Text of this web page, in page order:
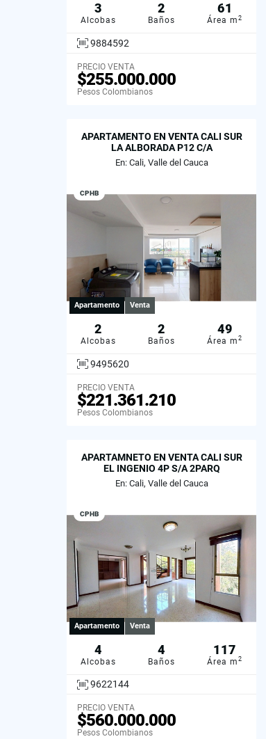
3
Alcobas
2
Baños
61
Área m 2
9884592
PRECIO VENTA
$255.000.000
Pesos Colombianos
APARTAMENTO EN VENTA CALI SUR
LA ALBORADA P12 C/A
En: Cali, Valle del Cauca
CPHB
Apartamento Venta
2
Alcobas
2
Baños
49
Área m 2
9495620
PRECIO VENTA
$221.361.210
Pesos Colombianos
APARTAMNETO EN VENTA CALI SUR
EL INGENIO 4P S/A 2PARQ
En: Cali, Valle del Cauca
CPHB
Apartamento Venta
4
Alcobas
4
Baños
117
Área m 2
9622144
PRECIO VENTA
$560.000.000
Pesos Colombianos